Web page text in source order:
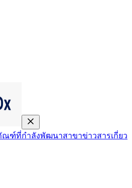
ณฑ์ที่กำลังพัฒนาสาขาข่าวสารเกี่ยว